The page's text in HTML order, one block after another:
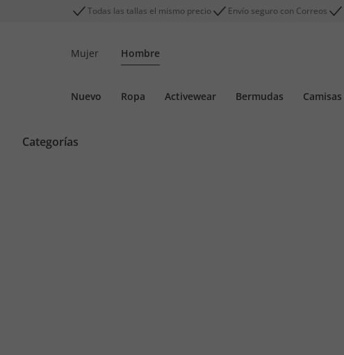
Todas las tallas el mismo precio Envío seguro con Correos
Mujer Hombre
Nuevo Ropa Activewear Bermudas Camisas
Categorías